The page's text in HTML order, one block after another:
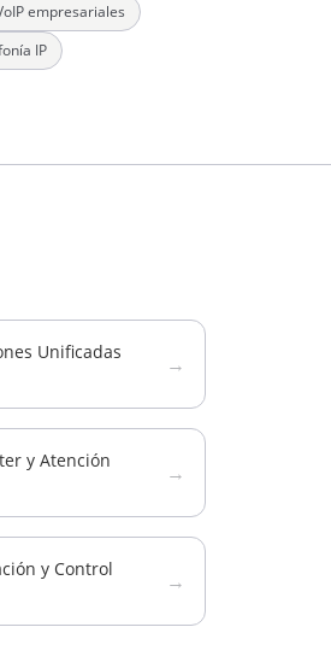
empresariales
IP
Unificadas
→
y Atención
→
y Control
→